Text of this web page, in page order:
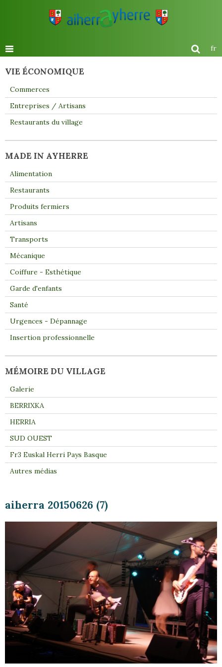
fr
aiherra 20150626 (7)
VIE ÉCONOMIQUE
Commerces
Entreprises / Artisans
Restaurants du village
MADE IN AYHERRE
Alimentation
Restaurants
Produits fermiers
Artisans
Transports
Mécanique
Coiffure - Esthétique
Garde d'enfants
Santé
Urgences - Dépannage
Insertion professionnelle
MÉMOIRE DU VILLAGE
Galerie
BERRIXKA
HERRIA
SUD OUEST
Fr3 Euskal Herri Pays Basque
Autres médias